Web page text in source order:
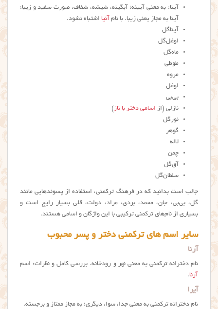
آینا: به معني آیينه؛ آبگينه، شيشه، شفاف، صورت سفيد و زيبا؛
آینا به مجاز یعنی زيبا. با نام آنیا اشتباه نشود.
آیناگل
اوغل‌گل
ماه‌گل
طوطی
مروه
اوغل
بی‌بی
نازلی (از اسامی دختر با ناز )
نورگل
گوهر
لاله
چمن
آق‌گل
سلطان‌گل
جالب است بدانید که در فرهنگ ترکمنی، استفاده از پسوندهایی مانند
گل، بی‌بی، جان، محمد، بردی، مراد، دولت، قلی بسیار رایج است و
بسیاری از نام‌های ترکمنی ترکیبی با این واژگان و اسامی هستند.
سایر اسم های ترکمنی دختر و پسر محبوب
آرنا
نام دخترانه ترکمنی به معنی نهر و رودخانه. بررسی کامل و نظرات: اسم
آرنا.
آيرا
نام دخترانه ترکمنی به معنی جدا، سوا، دیگری؛ به مجاز ممتاز و برجسته.